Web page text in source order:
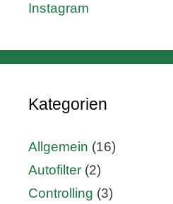
Instagram
Kategorien
Allgemein (16)
Autofilter (2)
Controlling (3)